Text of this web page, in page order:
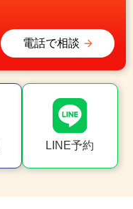
電話で相談
LINE予約